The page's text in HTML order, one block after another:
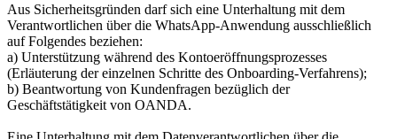
Aus Sicherheitsgründen darf sich eine Unterhaltung mit dem
Verantwortlichen über die WhatsApp-Anwendung ausschließlich
auf Folgendes beziehen:
a) Unterstützung während des Kontoeröffnungsprozesses
(Erläuterung der einzelnen Schritte des Onboarding-Verfahrens);
b) Beantwortung von Kundenfragen bezüglich der
Geschäftstätigkeit von OANDA.